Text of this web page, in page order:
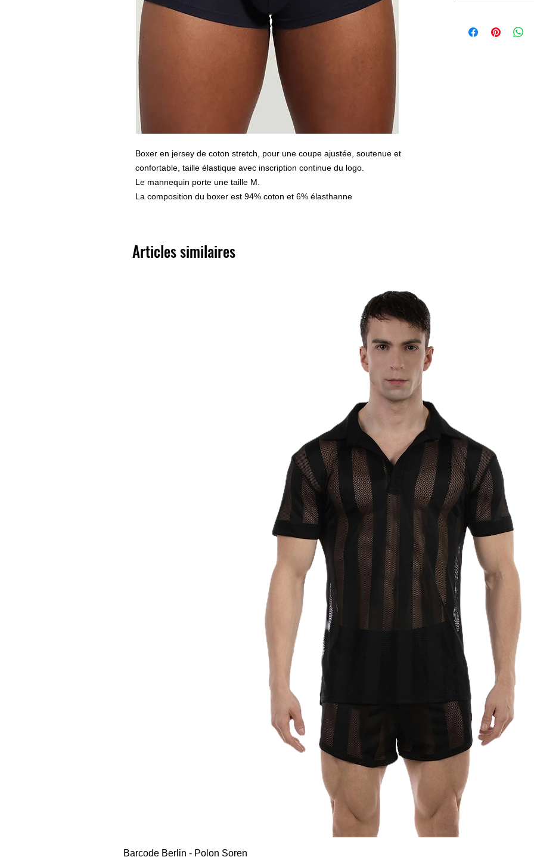
Boxer en jersey de coton stretch, pour une coupe ajustée, soutenue et
confortable, taille élastique avec inscription continue du logo.
Le mannequin porte une taille M.
La composition du boxer est 94% coton et 6% élasthanne
Articles similaires
Barcode Berlin - Polon Soren